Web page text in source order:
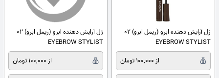
ژل آرایش دهنده ابرو (ریمل ابرو) 02
EYEBROW STYLIST
از 100,000 تومان
ژل آرایش دهنده ابرو (ریمل ابرو) 02
EYEBROW STYLIST
از 100,000 تومان